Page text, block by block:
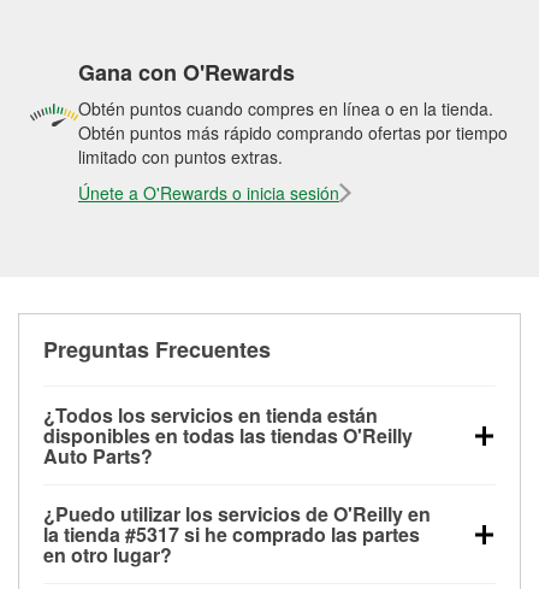
Gana con O'Rewards
Obtén puntos cuando compres en línea o en la tienda.
Obtén puntos más rápido comprando ofertas por tiempo
limitado con puntos extras.
Únete a O'Rewards o inicia sesión
Preguntas Frecuentes
¿Todos los servicios en tienda están
disponibles en todas las tiendas O'Reilly
Auto Parts?
las pruebas de batería, pruebas de alternador y
motor de arranque, revisión de la luz “Check Engine”
con O'Reilly VeriScan® e instalación de
¿Puedo utilizar los servicios de O'Reilly en
la tienda #5317 si he comprado las partes
en otro lugar?